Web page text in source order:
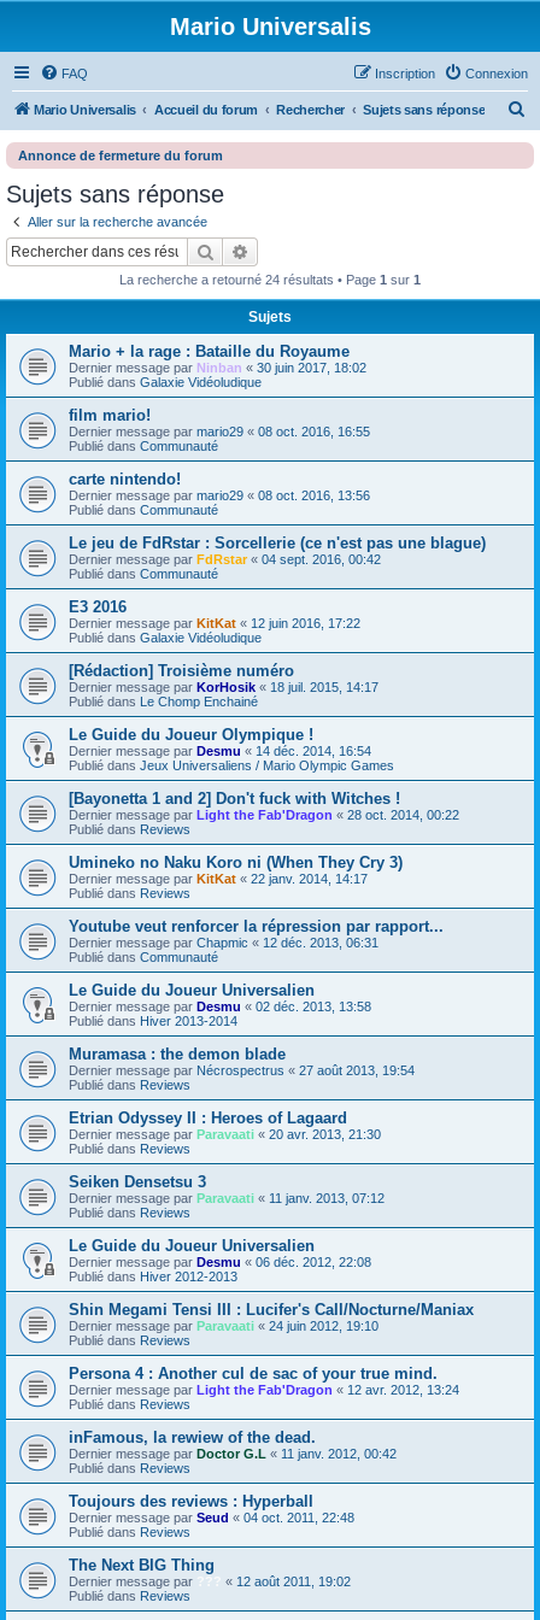
Mario Universalis
FAQ Connexion
Inscription
Mario Universalis Accueil du forum Rechercher Sujets sans réponse
c
Annonce de fermeture du forum
Sujets sans réponse
Aller sur la recherche avancée
Rechercher
La recherche a retourné 24 résultats • Page 1 sur 1
Sujets
Mario + la rage : Bataille du Royaume
Dernier message par Ninban « 30 juin 2017, 18:02
Publié dans Galaxie Vidéoludique
film mario!
Dernier message par mario29 « 08 oct. 2016, 16:55
Publié dans Communauté
carte nintendo!
Dernier message par mario29 « 08 oct. 2016, 13:56
Publié dans Communauté
Le jeu de FdRstar : Sorcellerie (ce n'est pas une blague)
Dernier message par FdRstar« 04 sept. 2016, 00:42
Publié dans Communauté
E3 2016
Dernier message par KitKat « 12 juin 2016, 17:22
Publié dans Galaxie Vidéoludique
[Rédaction] Troisième numéro
Dernier message par KorHosik « 18 juil. 2015, 14:17
Publié dans Le Chomp Enchainé
Le Guide du Joueur Olympique !
Dernier message par Desmu « 14 déc. 2014, 16:54
Publié dans Jeux Universaliens / Mario Olympic Games
[Bayonetta 1 and 2] Don't fuck with Witches !
Dernier message par Light the Fab'Dragon « 28 oct. 2014, 00:22
Publié dans Reviews
Umineko no Naku Koro ni (When They Cry 3)
Dernier message par KitKat « 22 janv. 2014, 14:17
Publié dans Reviews
Youtube veut renforcer la répression par rapport...
Dernier message par Chapmic « 12 déc. 2013, 06:31
Publié dans Communauté
Le Guide du Joueur Universalien
Dernier message par Desmu « 02 déc. 2013, 13:58
Publié dans Hiver 2013-2014
Muramasa : the demon blade
Dernier message par Nécrospectrus « 27 août 2013, 19:54
Publié dans Reviews
Etrian Odyssey II : Heroes of Lagaard
Dernier message par Paravaati « 20 avr. 2013, 21:30
Publié dans Reviews
Seiken Densetsu 3
Dernier message par Paravaati « 11 janv. 2013, 07:12
Publié dans Reviews
Le Guide du Joueur Universalien
Dernier message par Desmu « 06 déc. 2012, 22:08
Publié dans Hiver 2012-2013
Shin Megami Tensi III : Lucifer's Call/Nocturne/Maniax
Dernier message par Paravaati « 24 juin 2012, 19:10
Publié dans Reviews
Persona 4 : Another cul de sac of your true mind.
Dernier message par Light the Fab'Dragon « 12 avr. 2012, 13:24
Publié dans Reviews
inFamous, la rewiew of the dead.
Dernier message par Doctor G.L « 11 janv. 2012, 00:42
Publié dans Reviews
Toujours des reviews : Hyperball
Dernier message par Seud « 04 oct. 2011, 22:48
Publié dans Reviews
The Next BIG Thing
Dernier message par ??? « 12 août 2011, 19:02
Publié dans Reviews